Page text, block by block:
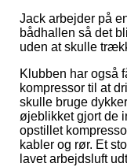
Jack arbejder på
bådhallen så det
uden at skulle
Klubben har også
kompressor til at
skulle bruge
øjeblikket gjort de
opstillet
kabler og rør. Et
lavet arbejdsluft